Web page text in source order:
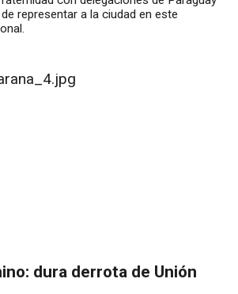
representar a la ciudad en este
dura derrota de Unión